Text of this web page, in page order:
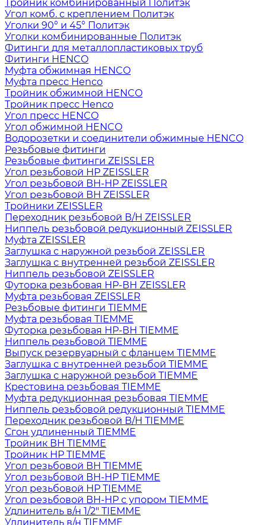
Тройник комбинированный Политэк
Угол комб. с креплением Политэк
Уголки 90° и 45° Политэк
Уголки комбинированные Политэк
Фитинги для металлопластиковых труб
Фитинги HENCO
Муфта обжимная HENCO
Муфта пресс Henco
Тройник обжимной HENCO
Тройник пресс Henco
Угол пресс HENCO
Угол обжимной HENCO
Водорозетки и соединители обжимные HENCO
Резьбовые фитинги
Резьбовые фитинги ZEISSLER
Угол резьбовой НР ZEISSLER
Угол резьбовой ВН-НР ZEISSLER
Угол резьбовой ВН ZEISSLER
Тройники ZEISSLER
Переходник резьбовой В/Н ZEISSLER
Ниппель резьбовой редукционный ZEISSLER
Муфта ZEISSLER
Заглушка с наружной резьбой ZEISSLER
Заглушка с внутренней резьбой ZEISSLER
Ниппель резьбовой ZEISSLER
Футорка резьбовая НР-ВН ZEISSLER
Муфта резьбовая ZEISSLER
Резьбовые фитинги TIEMME
Муфта резьбовая TIEMME
Футорка резьбовая НР-ВН TIEMME
Ниппель резьбовой TIEMME
Выпуск резервуарный с фланцем TIEMME
Заглушка с внутренней резьбой TIEMME
Заглушка с наружной резьбой TIEMME
Крестовина резьбовая TIEMME
Муфта редукционная резьбовая TIEMME
Ниппель резьбовой редукционный TIEMME
Переходник резьбовой В/Н TIEMME
Сгон удлиненный TIEMME
Тройник ВН TIEMME
Тройник НР TIEMME
Угол резьбовой ВН TIEMME
Угол резьбовой ВН-НР TIEMME
Угол резьбовой НР TIEMME
Угол резьбовой ВН-НР с упором TIEMME
Удлинитель в/н 1/2" TIEMME
Удлинитель в/н TIEMME